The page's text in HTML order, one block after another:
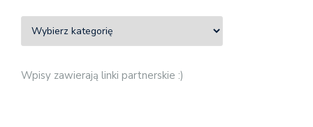
Wpisy zawierają linki partnerskie :)